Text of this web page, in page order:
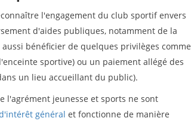
l'engagement du club sportif envers
d'aides publiques, notamment de la
bénéficier de quelques privilèges comme
sportive) ou un paiement allégé des
un lieu accueillant du public).
l'agrément jeunesse et sports ne sont
général et fonctionne de manière